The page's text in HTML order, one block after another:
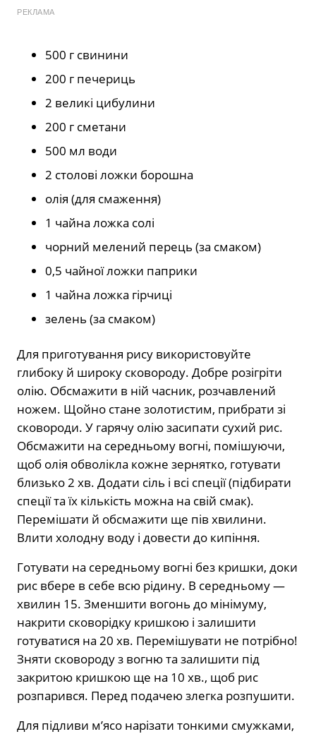
РЕКЛАМА
500 г свинини
200 г печериць
2 великі цибулини
200 г сметани
500 мл води
2 столові ложки борошна
олія (для смаження)
1 чайна ложка солі
чорний мелений перець (за смаком)
0,5 чайної ложки паприки
1 чайна ложка гірчиці
зелень (за смаком)
Для приготування рису використовуйте
глибоку й широку сковороду. Добре розігріти
олію. Обсмажити в ній часник, розчавлений
ножем. Щойно стане золотистим, прибрати зі
сковороди. У гарячу олію засипати сухий рис.
Обсмажити на середньому вогні, помішуючи,
щоб олія обволікла кожне зернятко, готувати
близько 2 хв. Додати сіль і всі спеції (підбирати
спеції та їх кількість можна на свій смак).
Перемішати й обсмажити ще пів хвилини.
Влити холодну воду і довести до кипіння.
Готувати на середньому вогні без кришки, доки
рис вбере в себе всю рідину. В середньому —
хвилин 15. Зменшити вогонь до мінімуму,
накрити сковорідку кришкою і залишити
готуватися на 20 хв. Перемішувати не потрібно!
Зняти сковороду з вогню та залишити під
закритою кришкою ще на 10 хв., щоб рис
розпарився. Перед подачею злегка розпушити.
Для підливи м’ясо нарізати тонкими смужками,